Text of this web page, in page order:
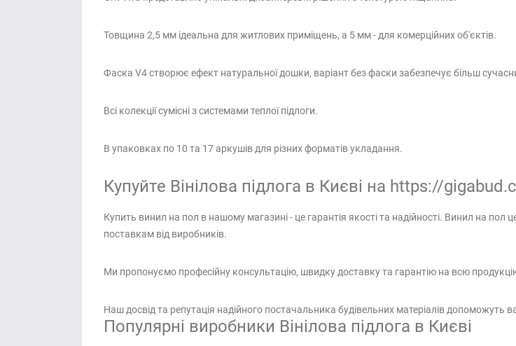
Товщина 2,5 мм ідеальна для житлових приміщень, а 5 мм - для комерційних об'єктів.
Фаска V4 створює ефект натуральної дошки, варіант без фаски забезпечує більш
Всі колекції сумісні з системами теплої підлоги.
В упаковках по 10 та 17 аркушів для різних форматів укладання.
Купуйте Вінілова підлога в Києві на https://
Купить винил на пол в нашому магазині - це гарантія якості та надійності. Винил на
поставкам від виробників.
Ми пропонуємо професійну консультацію, швидку доставку та гарантію на всю
Наш досвід та репутація надійного постачальника будівельних матеріалів допоможуть
Популярні виробники Вінілова підлога в Києві